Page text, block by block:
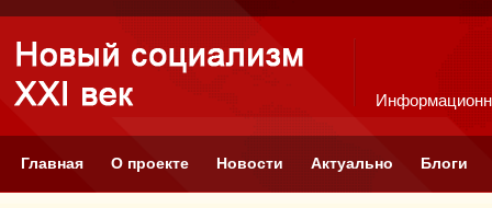
Главная О проекте Новости Актуально Блоги